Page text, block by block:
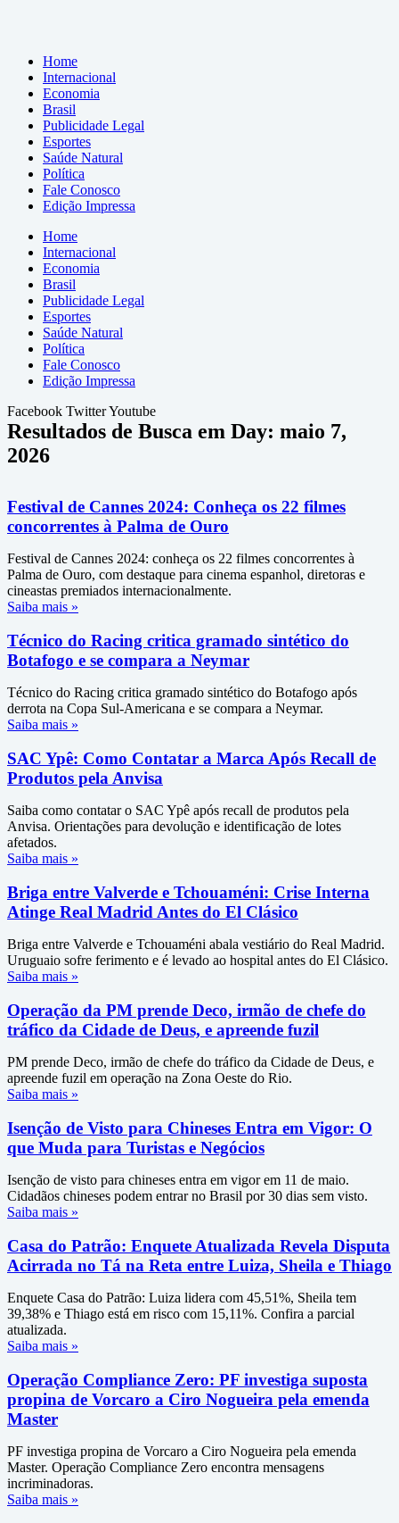
Home
Internacional
Economia
Brasil
Publicidade Legal
Esportes
Saúde Natural
Política
Fale Conosco
Edição Impressa
Home
Internacional
Economia
Brasil
Publicidade Legal
Esportes
Saúde Natural
Política
Fale Conosco
Edição Impressa
Facebook TwitterYoutube
Resultados de Busca em Day: maio 7,
2026
Festival de Cannes 2024: Conheça os 22 filmes
concorrentes à Palma de Ouro
Festival de Cannes 2024: conheça os 22 filmes concorrentes à
Palma de Ouro, com destaque para cinema espanhol, diretoras e
cineastas premiados internacionalmente.
Saiba mais »
Técnico do Racing critica gramado sintético do
Botafogo e se compara a Neymar
Técnico do Racing critica gramado sintético do Botafogo após
derrota na Copa Sul-Americana e se compara a Neymar.
Saiba mais »
SAC Ypê: Como Contatar a Marca Após Recall de
Produtos pela Anvisa
Saiba como contatar o SAC Ypê após recall de produtos pela
Anvisa. Orientações para devolução e identificação de lotes
afetados.
Saiba mais »
Briga entre Valverde e Tchouaméni: Crise Interna
Atinge Real Madrid Antes do El Clásico
Briga entre Valverde e Tchouaméni abala vestiário do Real Madrid.
Uruguaio sofre ferimento e é levado ao hospital antes do El Clásico.
Saiba mais »
Operação da PM prende Deco, irmão de chefe do
tráfico da Cidade de Deus, e apreende fuzil
PM prende Deco, irmão de chefe do tráfico da Cidade de Deus, e
apreende fuzil em operação na Zona Oeste do Rio.
Saiba mais »
Isenção de Visto para Chineses Entra em Vigor: O
que Muda para Turistas e Negócios
Isenção de visto para chineses entra em vigor em 11 de maio.
Cidadãos chineses podem entrar no Brasil por 30 dias sem visto.
Saiba mais »
Casa do Patrão: Enquete Atualizada Revela Disputa
Acirrada no Tá na Reta entre Luiza, Sheila e Thiago
Enquete Casa do Patrão: Luiza lidera com 45,51%, Sheila tem
39,38% e Thiago está em risco com 15,11%. Confira a parcial
atualizada.
Saiba mais »
Operação Compliance Zero: PF investiga suposta
propina de Vorcaro a Ciro Nogueira pela emenda
Master
PF investiga propina de Vorcaro a Ciro Nogueira pela emenda
Master. Operação Compliance Zero encontra mensagens
incriminadoras.
Saiba mais »